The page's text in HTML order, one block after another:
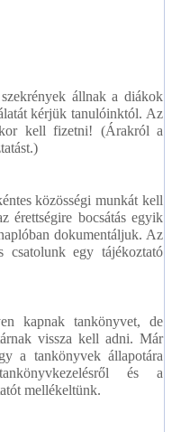
állnak a diákok
kérjük tanulóinktól. Az
kell fizetni! (Árakról a
közösségi munkát kell
érettségire bocsátás egyik
dokumentáljuk. Az
csatolunk egy tájékoztató
kapnak tankönyvet, de
vissza kell adni. Már
a tankönyvek állapotára
és a
mellékeltünk.